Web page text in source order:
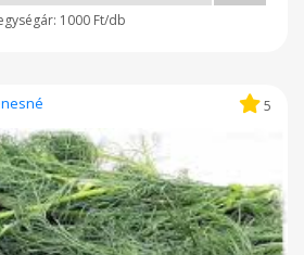
1000 Ft/db
5